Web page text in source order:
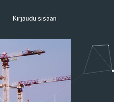
Kirjaudu sisään